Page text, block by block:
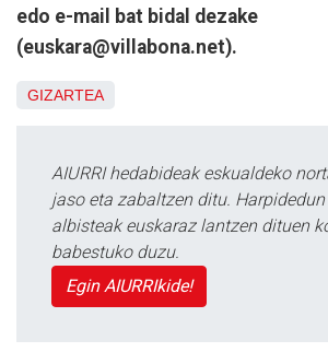
edo e-mail bat bidal dezake
(euskara@villabona.net).
GIZARTEA
AIURRI hedabideak eskualdeko
jaso eta zabaltzen ditu.
albisteak euskaraz lantzen dituen
babestuko duzu.
Egin AIURRIkide!